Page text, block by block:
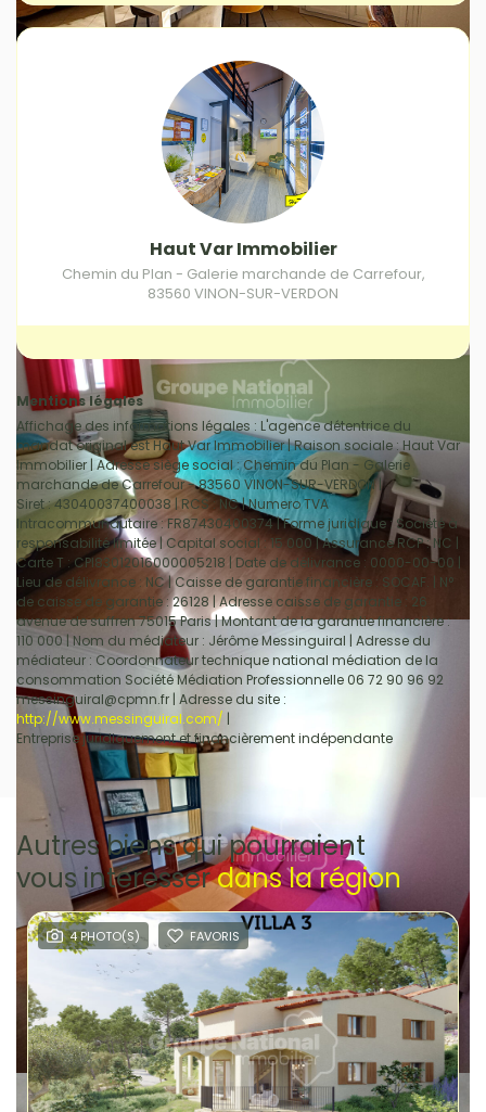
Haut Var Immobilier
Chemin du Plan - Galerie marchande de Carrefour,
83560 VINON-SUR-VERDON
Mentions légales
Affichage des informations légales : L'agence détentrice du
mandat original est Haut Var Immobilier | Raison sociale : Haut Var
Immobilier | Adresse siège social : Chemin du Plan - Galerie
marchande de Carrefour - 83560 VINON-SUR-VERDON |
Siret : 43040037400038 | RCS : NC | Numero TVA
Intracommunautaire : FR87430400374 | Forme juridique : Société à
responsabilité limitée | Capital social : 15 000 | Assurance RCP : NC |
Carte T : CPI83012016000005218 | Date de délivrance : 0000-00-00 |
Lieu de délivrance : NC | Caisse de garantie financière : SOCAF. | N°
de caisse de garantie : 26128 | Adresse caisse de garantie : 26
avenue de suffren 75015 Paris | Montant de la garantie financière :
110 000 | Nom du médiateur : Jérôme Messinguiral | Adresse du
médiateur : Coordonnateur technique national médiation de la
consommation Société Médiation Professionnelle 06 72 90 96 92
messinguiral@cpmn.fr | Adresse du site :
http://www.messinguiral.com/ |
Entreprise juridiquement et financièrement indépendante
Autres biens qui pourraient
vous intéresserdans la région
4 PHOTO(S) FAVORIS